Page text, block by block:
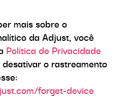
mais sobre o
da Adjust, você
Política de Privacidade
desativar o rastreamento
forget-device